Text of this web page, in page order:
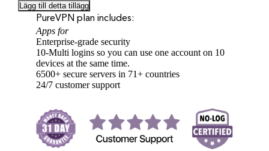
Lägg till detta tillägg
PureVPN plan includes:
Apps for
Enterprise-grade security
10-Multi logins so you can use one account on 10
devices at the same time.
6500+ secure servers in 71+ countries
24/7 customer support